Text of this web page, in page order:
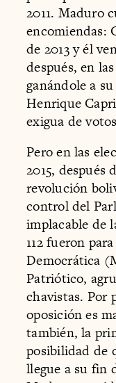
2011. Maduro
encomiendas:
de 2013 y él
después, en
ganándole a
Henrique
exigua de
Pero en las
2015, después
revolución
control del
implacable de
112 fueron
Democrática
Patriótico,
chavistas. Por
oposición es
también, la
posibilidad de
llegue a su fin